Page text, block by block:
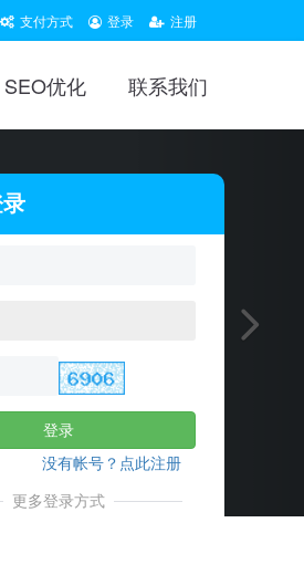
支付方式 登录 注册
SEO优化 联系我们
登录
没有帐号？点此注册
更多登录方式